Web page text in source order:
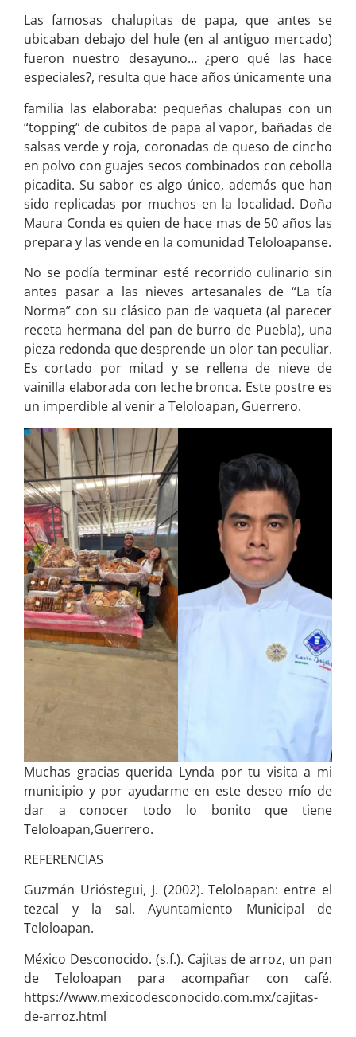
Las famosas chalupitas de papa, que antes se
ubicaban debajo del hule (en al antiguo mercado)
fueron nuestro desayuno… ¿pero qué las hace
especiales?, resulta que hace años únicamente una
familia las elaboraba: pequeñas chalupas con un
“topping” de cubitos de papa al vapor, bañadas de
salsas verde y roja, coronadas de queso de cincho
en polvo con guajes secos combinados con cebolla
picadita. Su sabor es algo único, además que han
sido replicadas por muchos en la localidad. Doña
Maura Conda es quien de hace mas de 50 años las
prepara y las vende en la comunidad Teloloapanse.
No se podía terminar esté recorrido culinario sin
antes pasar a las nieves artesanales de “La tía
Norma” con su clásico pan de vaqueta (al parecer
receta hermana del pan de burro de Puebla), una
pieza redonda que desprende un olor tan peculiar.
Es cortado por mitad y se rellena de nieve de
vainilla elaborada con leche bronca. Este postre es
un imperdible al venir a Teloloapan, Guerrero.
Muchas gracias querida Lynda por tu visita a mi
municipio y por ayudarme en este deseo mío de
dar a conocer todo lo bonito que tiene
Teloloapan,Guerrero.
REFERENCIAS
Guzmán Urióstegui, J. (2002). Teloloapan: entre el
tezcal y la sal. Ayuntamiento Municipal de
Teloloapan.
México Desconocido. (s.f.). Cajitas de arroz, un pan
de Teloloapan para acompañar con café.
https://www.mexicodesconocido.com.mx/cajitas-
de-arroz.html